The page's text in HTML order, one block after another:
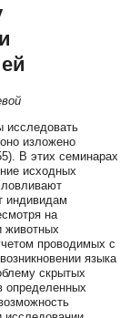
исследовать
изложено
В этих семинарах
исходных
индивидам
на
животных
проводимых с
языка
скрытых
определенных